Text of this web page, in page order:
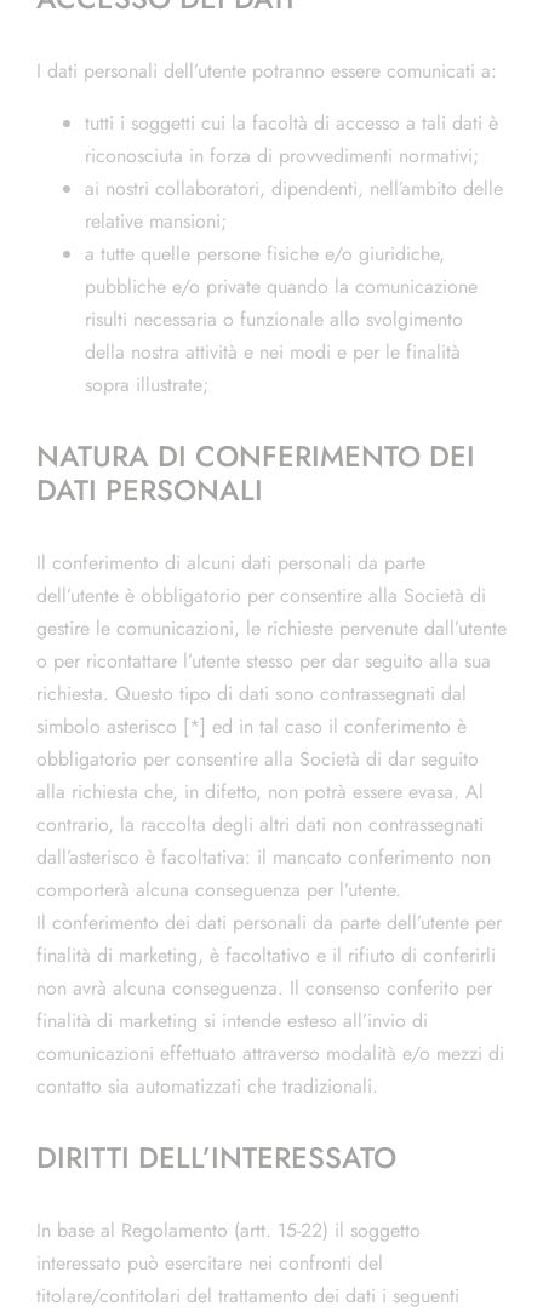
I dati personali dell’utente potranno essere comunicati a:
tutti i soggetti cui la facoltà di accesso a tali dati è
riconosciuta in forza di provvedimenti normativi;
ai nostri collaboratori, dipendenti, nell’ambito delle
relative mansioni;
a tutte quelle persone fisiche e/o giuridiche,
pubbliche e/o private quando la comunicazione
risulti necessaria o funzionale allo svolgimento
della nostra attività e nei modi e per le finalità
sopra illustrate;
NATURA DI CONFERIMENTO DEI
DATI PERSONALI
Il conferimento di alcuni dati personali da parte
dell’utente è obbligatorio per consentire alla Società di
gestire le comunicazioni, le richieste pervenute dall’utente
o per ricontattare l’utente stesso per dar seguito alla sua
richiesta. Questo tipo di dati sono contrassegnati dal
simbolo asterisco [*] ed in tal caso il conferimento è
obbligatorio per consentire alla Società di dar seguito
alla richiesta che, in difetto, non potrà essere evasa. Al
contrario, la raccolta degli altri dati non contrassegnati
dall’asterisco è facoltativa: il mancato conferimento non
comporterà alcuna conseguenza per l’utente.
Il conferimento dei dati personali da parte dell’utente per
finalità di marketing, è facoltativo e il rifiuto di conferirli
non avrà alcuna conseguenza. Il consenso conferito per
finalità di marketing si intende esteso all’invio di
comunicazioni effettuato attraverso modalità e/o mezzi di
contatto sia automatizzati che tradizionali.
DIRITTI DELL’INTERESSATO
In base al Regolamento (artt. 15-22) il soggetto
interessato può esercitare nei confronti del
titolare/contitolari del trattamento dei dati i seguenti